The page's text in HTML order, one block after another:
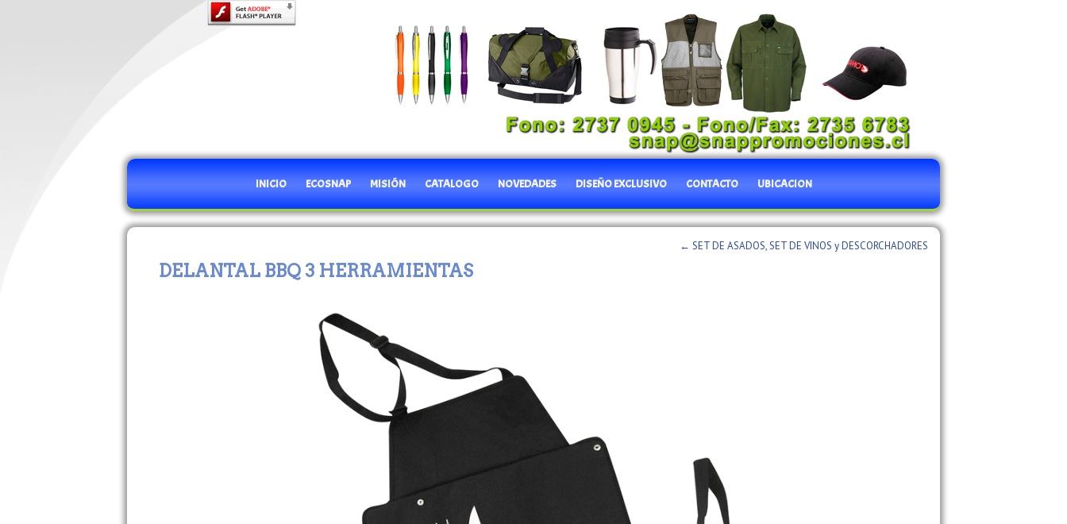
INICIO ECOSNAP MISIÓN CATALOGO NOVEDADES DISEÑO EXCLUSIVO CONTACTO UBICACION
← SET DE ASADOS, SET DE VINOS y DESCORCHADORES
DELANTAL BBQ 3 HERRAMIENTAS